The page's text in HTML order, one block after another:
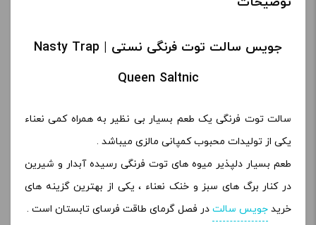
جویس سالت توت فرنگی نستی | Nasty Trap
Queen Saltnic
سالت توت فرنگی یک طعم بسیار بی نظیر به همراه کمی نعناء
یکی از تولیدات محبوب کمپانی مالزی میباشد .
طعم بسیار دلپذیر میوه های توت فرنگی رسیده آبدار و شیرین
در کنار برگ های سبز و خنک نعناء ، یکی از بهترین گزینه های
خرید جویس سالت در فصل گرمای طاقت فرسای تابستان است .